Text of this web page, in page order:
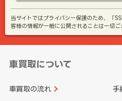
当サイトではプライバシー保護のため、「
客様の情報が一般に公開されることは一切ご
車買取について
車買取の流れ 手